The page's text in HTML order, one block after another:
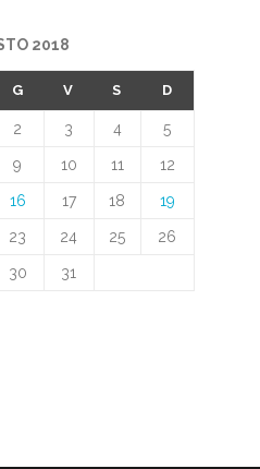
2018
G V S D
2 3 4 5
9 10 11 12
16 17 18 19
23 24 25 26
30 31